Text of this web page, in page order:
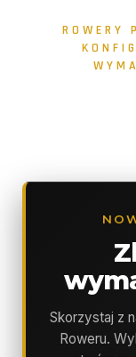
ROWERY
Skorzystaj z
Roweru.